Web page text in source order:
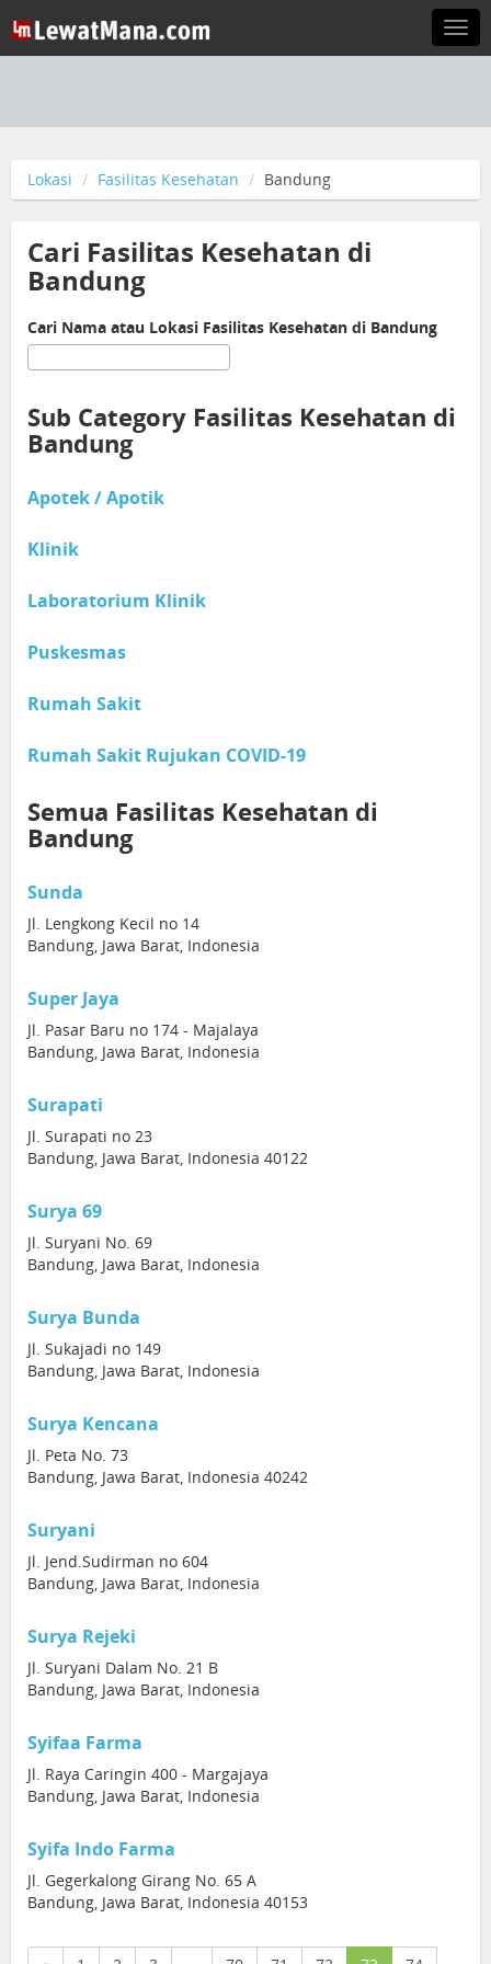
Lokasi Fasilitas Kesehatan Bandung
Cari Fasilitas Kesehatan di
Bandung
Cari Nama atau Lokasi Fasilitas Kesehatan di Bandung
Sub Category Fasilitas Kesehatan di
Bandung
Apotek / Apotik
Klinik
Laboratorium Klinik
Puskesmas
Rumah Sakit
Rumah Sakit Rujukan COVID-19
Semua Fasilitas Kesehatan di
Bandung
Sunda
Jl. Lengkong Kecil no 14
Bandung, Jawa Barat, Indonesia
Super Jaya
Jl. Pasar Baru no 174 - Majalaya
Bandung, Jawa Barat, Indonesia
Surapati
Jl. Surapati no 23
Bandung, Jawa Barat, Indonesia 40122
Surya 69
Jl. Suryani No. 69
Bandung, Jawa Barat, Indonesia
Surya Bunda
Jl. Sukajadi no 149
Bandung, Jawa Barat, Indonesia
Surya Kencana
Jl. Peta No. 73
Bandung, Jawa Barat, Indonesia 40242
Suryani
Jl. Jend.Sudirman no 604
Bandung, Jawa Barat, Indonesia
Surya Rejeki
Jl. Suryani Dalam No. 21 B
Bandung, Jawa Barat, Indonesia
Syifaa Farma
Jl. Raya Caringin 400 - Margajaya
Bandung, Jawa Barat, Indonesia
Syifa Indo Farma
Jl. Gegerkalong Girang No. 65 A
Bandung, Jawa Barat, Indonesia 40153